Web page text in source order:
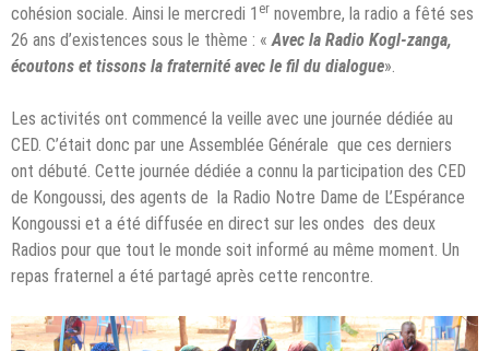
cohésion sociale. Ainsi le mercredi 1 er novembre, la radio a fêté ses
26 ans d’existences sous le thème : «Avec la Radio Kogl-zanga,
écoutons et tissons la fraternité avec le fil du dialogue».
Les activités ont commencé la veille avec une journée dédiée au
CED. C’était donc par une Assemblée Générale que ces derniers
ont débuté. Cette journée dédiée a connu la participation des CED
de Kongoussi, des agents de la Radio Notre Dame de L’Espérance
Kongoussi et a été diffusée en direct sur les ondes des deux
Radios pour que tout le monde soit informé au même moment. Un
repas fraternel a été partagé après cette rencontre.